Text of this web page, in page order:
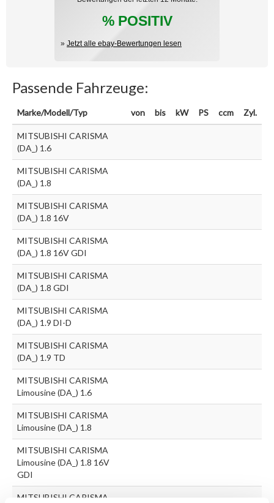
% POSITIV
» Jetzt alle ebay-Bewertungen lesen
Passende Fahrzeuge:
Marke/Modell/Typ von bis kW PS ccm Zyl.
MITSUBISHI CARISMA
(DA_) 1.6
MITSUBISHI CARISMA
(DA_) 1.8
MITSUBISHI CARISMA
(DA_) 1.8 16V
MITSUBISHI CARISMA
(DA_) 1.8 16V GDI
MITSUBISHI CARISMA
(DA_) 1.8 GDI
MITSUBISHI CARISMA
(DA_) 1.9 DI-D
MITSUBISHI CARISMA
(DA_) 1.9 TD
MITSUBISHI CARISMA
Limousine (DA_) 1.6
MITSUBISHI CARISMA
Limousine (DA_) 1.8
MITSUBISHI CARISMA
Limousine (DA_) 1.8 16V
GDI
MITSUBISHI CARISMA